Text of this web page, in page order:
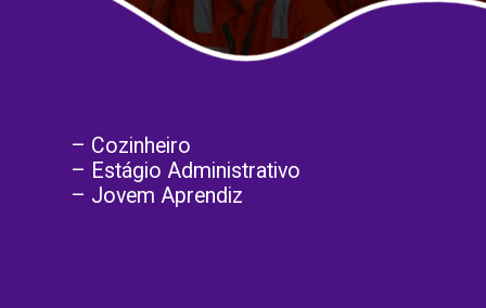
– Cozinheiro
– Estágio Administrativo
– Jovem Aprendiz